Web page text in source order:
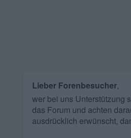
Lieber Forenbesucher,
wer bei uns Unterstützung
das Forum und achten
ausdrücklich erwünscht,